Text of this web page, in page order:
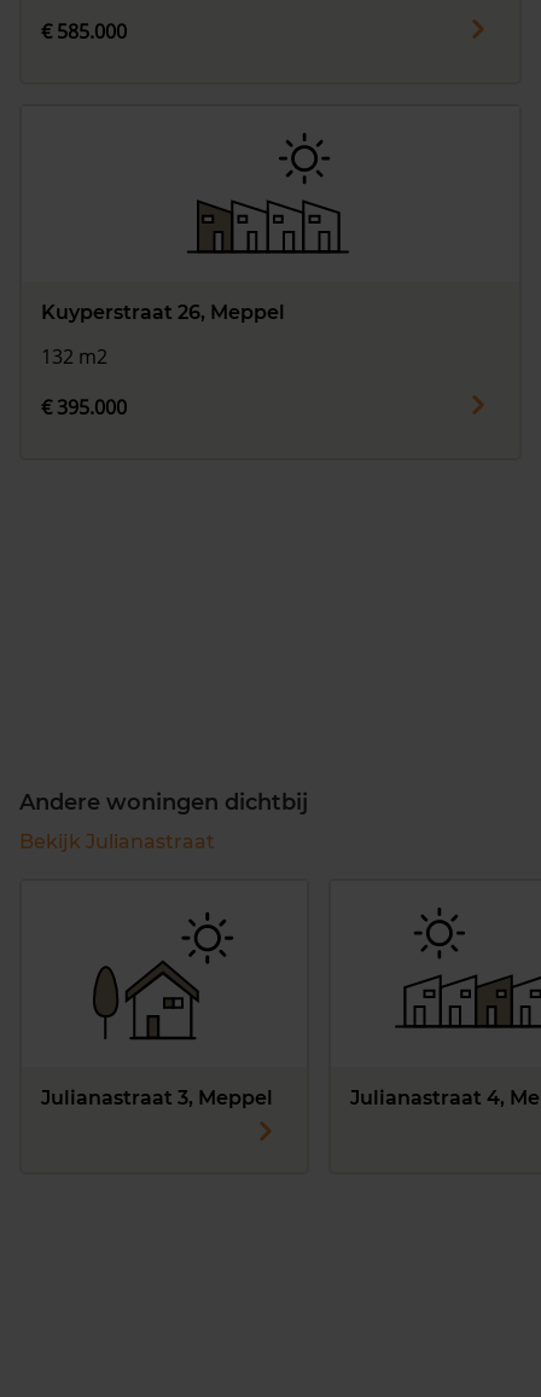
€ 585.000
Kuyperstraat 26, Meppel
132 m2
€ 395.000
Andere woningen dichtbij
Bekijk Julianastraat
Julianastraat 3, Meppel Julianastraat 4,